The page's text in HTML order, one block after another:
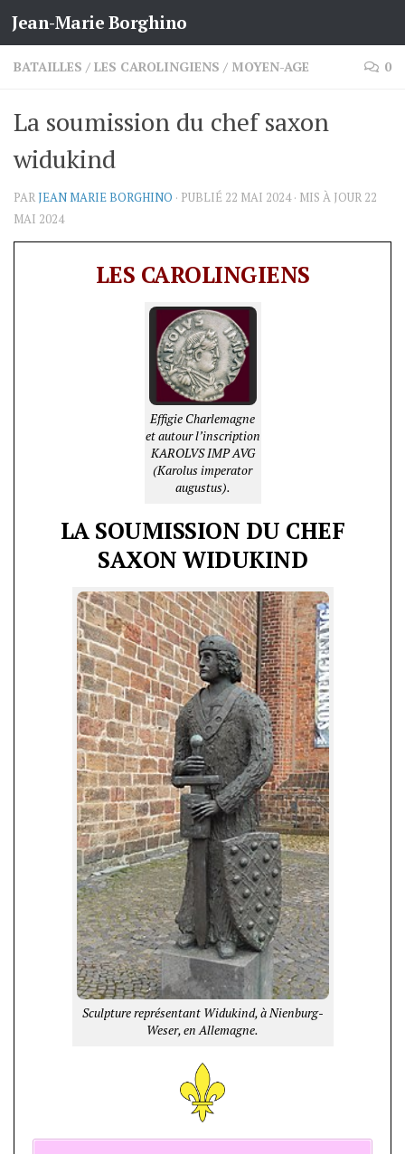
Skip to content
Jean-Marie Borghino
BATAILLES / LES CAROLINGIENS / MOYEN-AGE 0
La soumission du chef saxon
widukind
PARJEAN MARIE BORGHINO · PUBLIÉ 22 MAI 2024· MIS À JOUR 22
MAI 2024
LES CAROLINGIENS
Effigie Charlemagne
et autour l’inscription
KAROLVS IMP AVG
(Karolus imperator
augustus).
LA SOUMISSION DU CHEF
SAXON WIDUKIND
Sculpture représentant Widukind, à Nienburg-
Weser, en Allemagne.